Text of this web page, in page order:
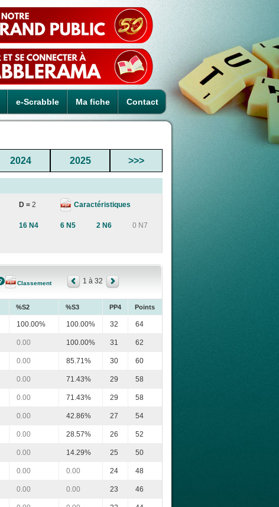
e-Scrabble Ma fiche Contact
2024 2025 >>>
D = 2 Caractéristiques
16 N4 6 N5 2 N6 0 N7
Classement 1 à 32
%S2 %S3 PP4 Points
100.00% 100.00% 32 64
0.00 100.00% 31 62
0.00 85.71% 30 60
0.00 71.43% 29 58
0.00 71.43% 29 58
0.00 42.86% 27 54
0.00 28.57% 26 52
0.00 14.29% 25 50
0.00 0.00 24 48
0.00 0.00 23 46